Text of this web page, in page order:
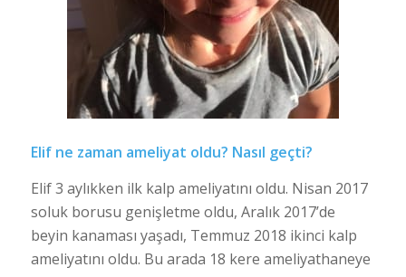
Elif ne zaman ameliyat oldu? Nasıl geçti?
Elif 3 aylıkken ilk kalp ameliyatını oldu. Nisan 2017
soluk borusu genişletme oldu, Aralık 2017’de
beyin kanaması yaşadı, Temmuz 2018 ikinci kalp
ameliyatını oldu. Bu arada 18 kere ameliyathaneye